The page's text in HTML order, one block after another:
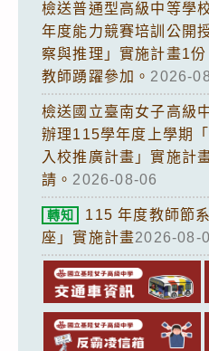
檢送普通型高級中等學
年度能力競賽培訓公開
察與推理」實施計畫1
教師踴躍參加。 2026-
檢送國立臺南女子高級
辦理115學年度上學期
入校推廣計畫」實施計
請。 2026-08-06
轉知
115 年度教師節
座」實施計畫2026-08-